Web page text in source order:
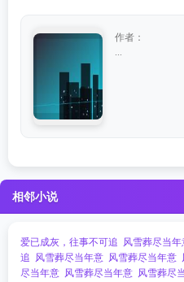
作者：
相邻小说
爱已成灰，往事不可追 风雪葬尽当年
追 风雪葬尽当年意 风雪葬尽当年意
尽当年意 风雪葬尽当年意 风雪葬尽